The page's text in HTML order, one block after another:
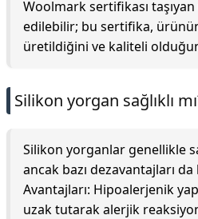
Woolmark sertifikası
edilebilir; bu sertifika,
üretildiğini ve kaliteli
Silikon yorgan sağlıklı
Silikon yorganlar genellikle
ancak bazı dezavantajları
Avantajları: Hipoalerjenik
uzak tutarak alerjik